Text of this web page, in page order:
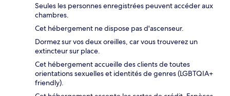
Seules les personnes enregistrées peuvent accéder aux
chambres.
Cet hébergement ne dispose pas d'ascenseur.
Dormez sur vos deux oreilles, car vous trouverez un
extincteur sur place.
Cet hébergement accueille des clients de toutes
orientations sexuelles et identités de genres (LGBTQIA+
friendly).